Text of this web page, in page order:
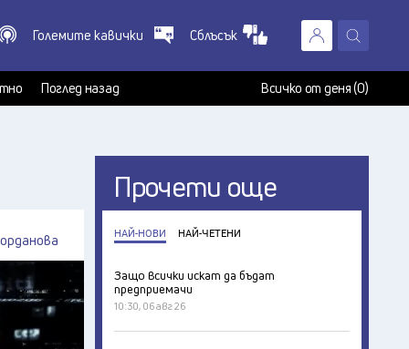
X
Големите кавички Сблъсък
Поглед назад Всичко от деня (0)
Прочети още
НАЙ-НОВИ НАЙ-ЧЕТЕНИ
Защо всички искат да бъдат
предприемачи
10:30, 06 авг 26